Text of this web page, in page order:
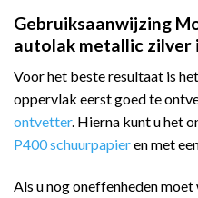
Gebruiksaanwijzing
autolak metallic zilver
Voor het beste resultaat is
oppervlak eerst goed te
ontvetter. Hierna kunt u het
P400 schuurpapieren met
Als u nog oneffenheden